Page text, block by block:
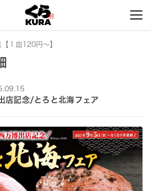
１皿120円～】
店記念/とろと北海フェア